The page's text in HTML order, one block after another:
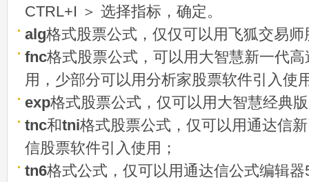
CTRL+I ＞ 选择指标，确定。
alg格式股票公式，仅仅可以用飞狐交易
fnc格式股票公式，可以用大智慧新一代
用，少部分可以用分析家股票软件引入使
exp格式股票公式，仅可以用大智慧经典
tnc和tni格式股票公式，仅可以用通达信
信股票软件引入使用；
tn6格式公式，仅可以用通达信公式编辑